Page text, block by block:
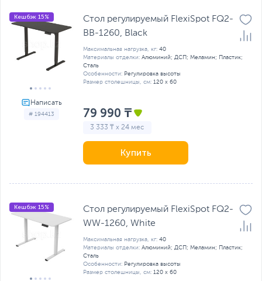
# 194413
Кешбэк 15%
Стол регулируемый FlexiSpot FQ2-
BB-1260, Black
Максимальная нагрузка, кг: 40
Материалы отделки: Алюминий; ДСП; Меламин; Пластик;
Сталь
Особенности: Регулировка высоты
Размер столешницы, см: 120 х 60
79 990 ₸
3 333 ₸ x 24 мес
Купить
Кешбэк 15%
Стол регулируемый FlexiSpot FQ2-
WW-1260, White
Максимальная нагрузка, кг: 40
Материалы отделки: Алюминий; ДСП; Меламин; Пластик;
Сталь
Особенности: Регулировка высоты
Размер столешницы, см: 120 х 60